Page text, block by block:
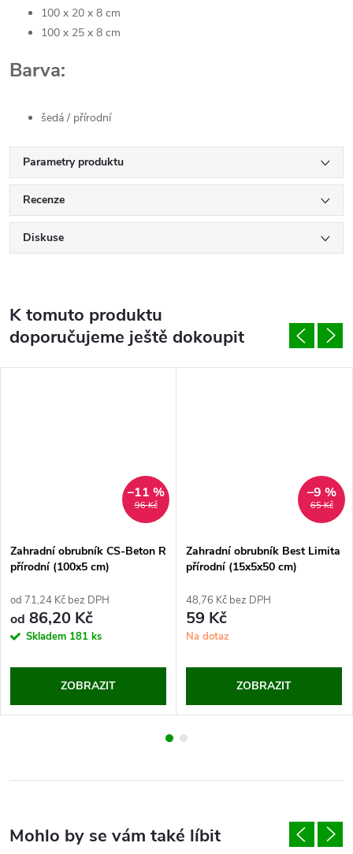
100 x 20 x 8 cm
100 x 25 x 8 cm
Barva:
šedá / přírodní
Parametry produktu
Recenze
Diskuse
K tomuto produktu
doporučujeme ještě dokoupit
96 Kč
–11 %
Zahradní obrubník CS-Beton R
přírodní (100x5 cm)
od 71,24 Kč bez DPH
od 86,20 Kč
Skladem 181 ks
ZOBRAZIT
65 Kč
–9 %
Zahradní obrubník Best Limita
přírodní (15x5x50 cm)
48,76 Kč bez DPH
59 Kč
Na dotaz
ZOBRAZIT